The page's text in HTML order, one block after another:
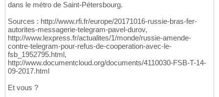
dans le métro de Saint-Pétersbourg.
Sources : http://www.rfi.fr/europe/20171016-russie-bras-fer-
autorites-messagerie-telegram-pavel-durov,
http://www.lexpress.fr/actualites/1/monde/russie-amende-
contre-telegram-pour-refus-de-cooperation-avec-le-
fsb_1952795.html,
http://www.documentcloud.org/documents/4110030-FSB-T-14-
09-2017.html
Et vous ?